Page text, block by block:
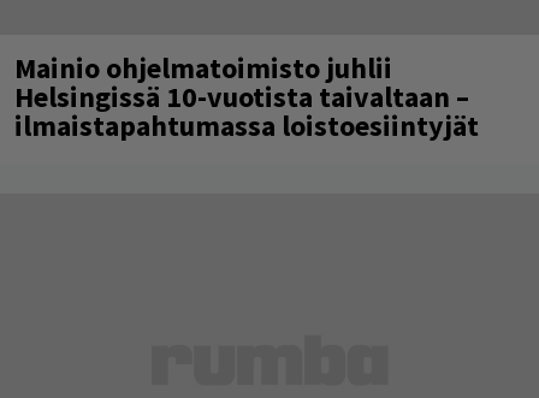
Mainio ohjelmatoimisto juhlii
Helsingissä 10-vuotista taivaltaan –
ilmaistapahtumassa loistoesiintyjät